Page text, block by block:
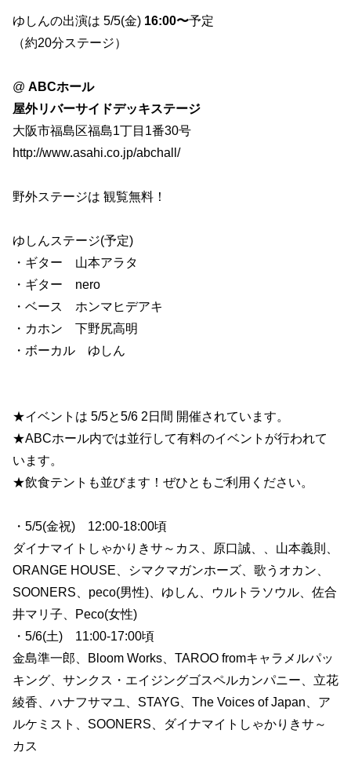
ゆしんの出演は 5/5(金) 16:00〜予定
（約20分ステージ）
@ ABCホール
屋外リバーサイドデッキステージ
大阪市福島区福島1丁目1番30号
http://www.asahi.co.jp/abchall/
野外ステージは 観覧無料！
ゆしんステージ(予定)
・ギター 山本アラタ
・ギター nero
・ベース ホンマヒデアキ
・カホン 下野尻高明
・ボーカル ゆしん
★イベントは 5/5と5/6 2日間 開催されています。
★ABCホール内では並行して有料のイベントが行われて
います。
★飲食テントも並びます！ぜひともご利用ください。
・5/5(金祝) 12:00-18:00頃
ダイナマイトしゃかりきサ～カス、原口誠、、山本義則、
ORANGE HOUSE、シマクマガンホーズ、歌うオカン、
SOONERS、peco(男性)、ゆしん、ウルトラソウル、佐合
井マリ子、Peco(女性)
・5/6(土) 11:00-17:00頃
金島準一郎、Bloom Works、TAROO fromキャラメルパッ
キング、サンクス・エイジングゴスペルカンパニー、立花
綾香、ハナフサマユ、STAYG、The Voices of Japan、ア
ルケミスト、SOONERS、ダイナマイトしゃかりきサ～
カス